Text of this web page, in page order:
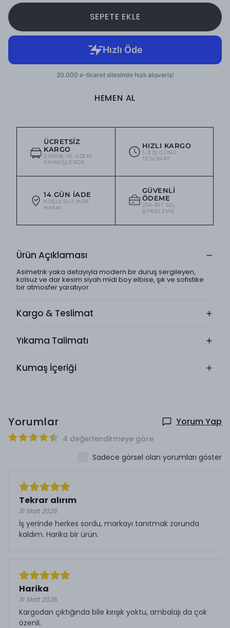
SEPETE EKLE
HEMEN AL
ÜCRETSIZ
KARGO
2.000₺ VE ÜZERI
SIPARIŞLERDE
HIZLI KARGO
1–3 IŞ GÜNÜ
TESLIMAT
14 GÜN İADE
KOŞULSUZ IADE
HAKKI
GÜVENLI
ÖDEME
256-BIT SSL
ŞIFRELEME
Ürün Açıklaması
Asimetrik yaka detayıyla modern bir duruş sergileyen,
kolsuz ve dar kesim siyah midi boy elbise, şık ve sofistike
bir atmosfer yaratıyor.
Kargo & Teslimat
Yıkama Talimatı
Kumaş İçeriği
Yorumlar Yorum Yap
4 değerlendirmeye göre
Sadece görsel olan yorumları göster
Tekrar alırım
31 Mart 2026
İş yerinde herkes sordu, markayı tanıtmak zorunda
kaldım. Harika bir ürün.
Harika
31 Mart 2026
Kargodan çıktığında bile kırışık yoktu, ambalajı da çok
özenli.